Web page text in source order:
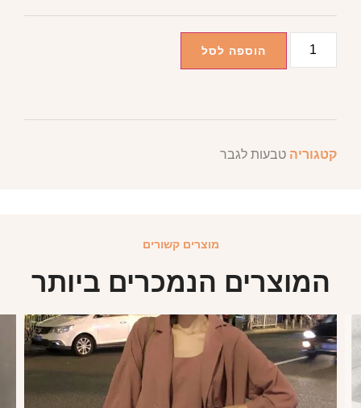
הוספה לסל
קטגוריה טבעות לגבר
מוצרים קשורים
המוצרים הנמכרים ביותר